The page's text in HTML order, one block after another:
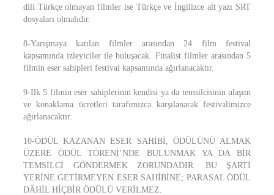
dili Türkçe olmayan filmler ise Türkçe ve İngilizce alt yazı SRT
dosyaları olmalıdır.
8-Yarışmaya katılan filmler arasından 24 film festival
kapsamında izleyiciler ile buluşacak. Finalist filmler arasından 5
filmin eser sahipleri festival kapsamında ağırlanacaktır.
9-İlk 5 filmin eser sahiplerinin kendisi ya da temsilcisinin ulaşım
ve konaklama ücretleri tarafımızca karşılanarak festivalimizce
ağırlanacaktır.
10-ÖDÜL KAZANAN ESER SAHİBİ, ÖDÜLÜNÜ ALMAK
ÜZERE ÖDÜL TÖRENİ’NDE BULUNMAK YA DA BİR
TEMSİLCİ GÖNDERMEK ZORUNDADIR. BU ŞARTI
YERİNE GETİRMEYEN ESER SAHİBİNE; PARASAL ÖDÜL
DÂHİL HİÇBİR ÖDÜLÜ VERİLMEZ.